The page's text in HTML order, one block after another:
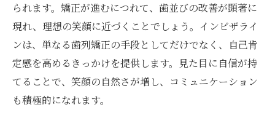
られます。矯正が進むにつれて、歯並びの改善が顕著に
現れ、理想の笑顔に近づくことでしょう。インビザライ
ンは、単なる歯列矯正の手段としてだけでなく、自己肯
定感を高めるきっかけを提供します。見た目に自信が持
てることで、笑顔の自然さが増し、コミュニケーション
も積極的になれます。